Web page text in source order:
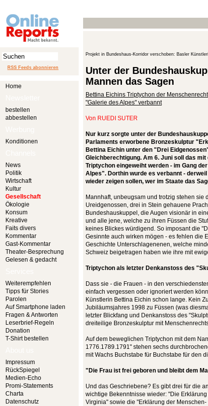
RSS Feeds abonnieren
Home
bestellen
abbestellen
Konditionen
News
Politik
Wirtschaft
Kultur
Gesellschaft
Ökologie
Konsum
Kreative
Faits divers
Kommentar
Gast-Kommentar
Theater-Besprechung
Gelesen & gedacht
Weiterempfehlen
Tipps für Stories
Parolen
Auf Smartphone laden
Fragen & Antworten
Leserbrief-Regeln
Donation
T-Shirt bestellen
Impressum
RückSpiegel
Medien-Echo
Promi-Statements
Charta
Datenschutz
Projekt in Bundeshaus-Korridor verschoben: Basler
Unter der
Mannen das Sagen
Bettina Eichins Triptychon der
"Galerie des Alpes" verbannt
Von RUEDI SUTER
Nur kurz sorgte unter der
Parlaments erworbene Bronzeskulptur
Bettina Eichin unter den "Drei
Gleichberechtigung. Am 6. Juni soll das
Triptychon eingeweiht werden - im Gang
Alpes". Dorthin wurde es verbannt -
wieder zeigen sollen, wer im Staate das
Mannhaft, unbeugsam und trotzig stehen sie
Ureidgenossen, drei in Stein gehauene
Bundeshauskuppel, die Augen visionär in
und alle jene, welche zu ihren Füssen die
keines Blickes würdigend. So imposant die
Gesinnte auch wirken mögen - es fehlen die
Geschichte Unterschlagenenen, welche
Schweiz beigetragen haben wie ihre mit
Triptychon als letzter Denkanstoss des
Dass sie - die Frauen - in den
einfach vergessen oder ignoriert werden
Künstlerin Bettina Eichin schon lange. Kein
Jubiläumsjahres 1998 zu Füssen (was
letzter Blickfang und Denkanstoss des
dreiteilige Bronzeskulptur mit
Auf dem beweglichen Triptychon mit dem
1776.1789.1791" stehen sechs
mit Wachs Buchstabe für Buchstabe für den
"Die Frau ist frei geboren und bleibt dem
Und das Geschriebene? Es gibt drei für die
wichtige Bekenntnisse wieder: "Die
Virginia" sowie die "Erklärung der